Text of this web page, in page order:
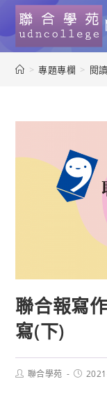
> 專題專欄 > 閱
聯合報寫
寫(下)
聯合學苑